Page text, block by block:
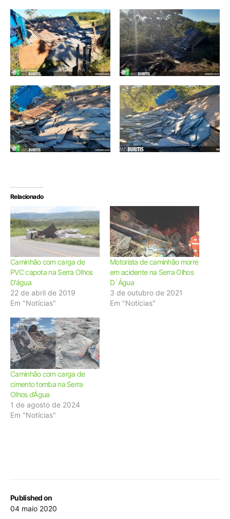
Published on
04 maio 2020
Relacionado
Caminhão com carga de
PVC capota na Serra Olhos
D’água
22 de abril de 2019
Em "Notícias"
Motorista de caminhão morre
em acidente na Serra Olhos
D´Água
3 de outubro de 2021
Em "Notícias"
Caminhão com carga de
cimento tomba na Serra
Olhos d’Água
1 de agosto de 2024
Em "Notícias"